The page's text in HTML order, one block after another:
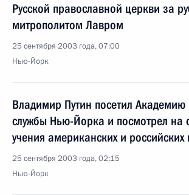
Русской православной церкви за
митрополитом Лавром
25 сентября 2003 года, 07:00
Нью-Йорк
Владимир Путин посетил
службы Нью-Йорка и посмотрел на
учения американских и
25 сентября 2003 года, 02:15
Нью-Йорк